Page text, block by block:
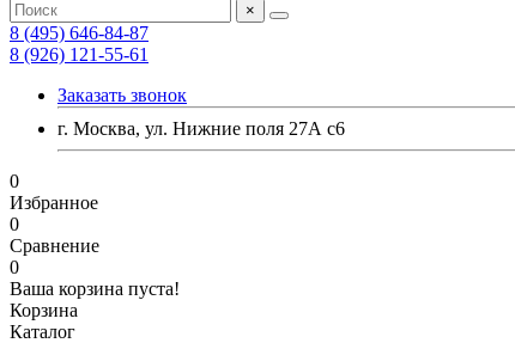
×
8 (495) 646-84-87
8 (926) 121-55-61
Заказать звонок
г. Москва, ул. Нижние поля 27А с6
0
Избранное
0
Сравнение
0
Ваша корзина пуста!
Корзина
Каталог